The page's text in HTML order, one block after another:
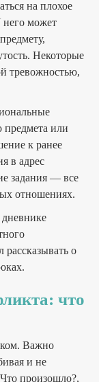
на плохое
него может
Некоторые
тревожностью,
предмета или
к ранее
в адрес
задания — все
отношениях.
рассказывать о
что
Важно
и не
произошло?,